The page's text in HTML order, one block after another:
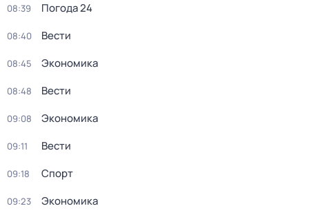
08:39 Погода 24
08:40 Вести
08:45 Экономика
08:48 Вести
09:08 Экономика
09:11 Вести
09:18 Спорт
09:23 Экономика